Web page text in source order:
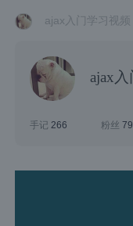
ajax入门学习视频
手记266 粉丝79